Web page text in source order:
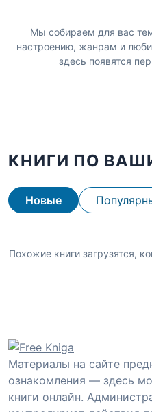
Мы собираем для вас
настроению, жанрам и
здесь появятся
КНИГИ ПО
Новые
Похожие книги загрузятся,
Материалы на сайте
ознакомления — здесь
книги онлайн.